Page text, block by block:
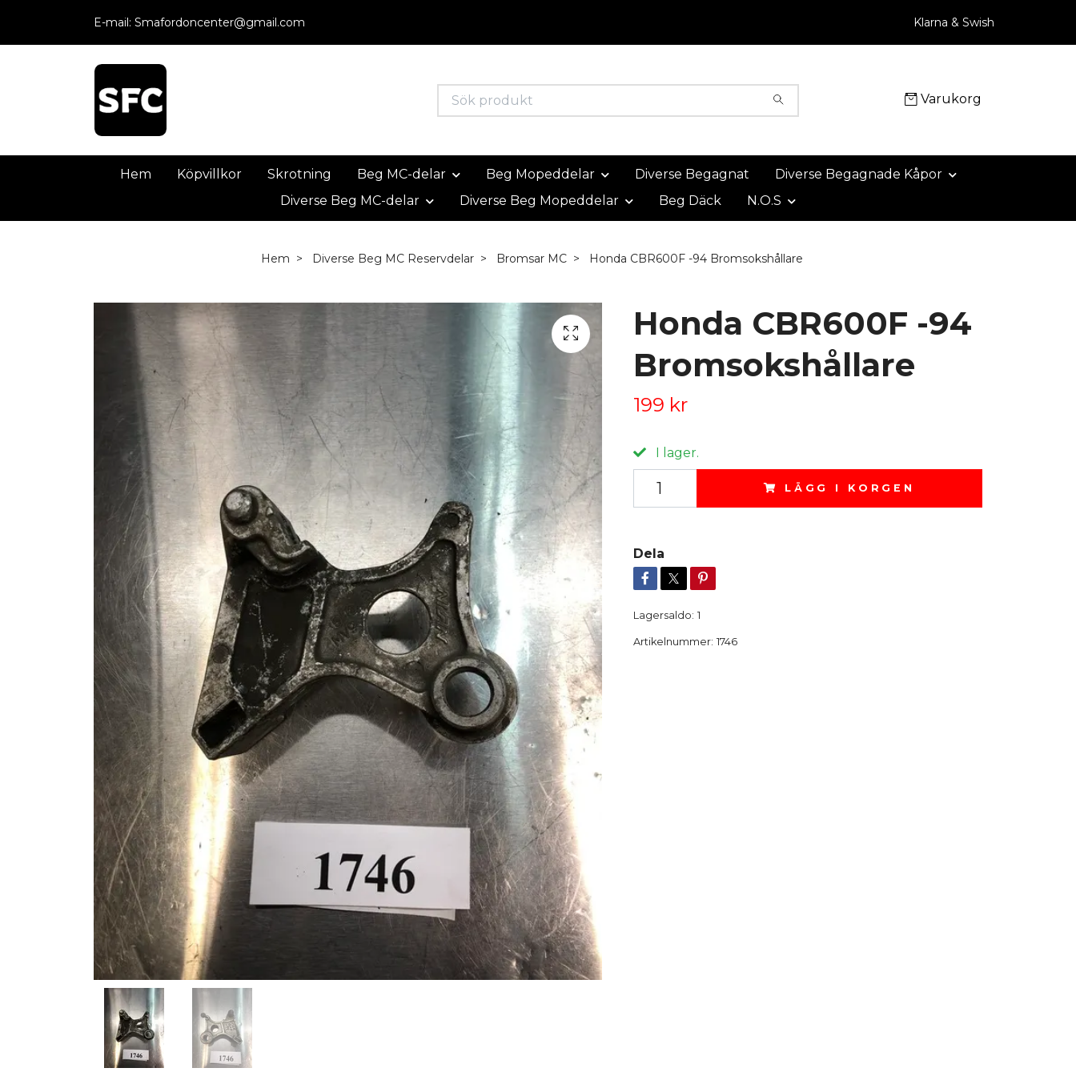
E-mail: Smafordoncenter@gmail.com Klarna & Swish
Varukorg
Hem Köpvillkor Skrotning Beg MC-delar Beg Mopeddelar Diverse Begagnat
Diverse Begagnade Kåpor
Diverse Beg MC-delar
Diverse Beg Mopeddelar Beg Däck N.O.S
Hem Diverse Beg MC Reservdelar Bromsar MC Honda CBR600F -94 Bromsokshållare
Honda CBR600F -94
Bromsokshållare
199 kr
I lager.
LÄGG I KORGEN
Dela
Lagersaldo: 1
Artikelnummer: 1746